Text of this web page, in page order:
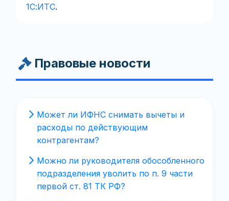
1С:ИТС.
Правовые новости
Может ли ИФНС снимать вычеты и
расходы по действующим
контрагентам?
Можно ли руководителя обособленного
подразделения уволить по п. 9 части
первой ст. 81 ТК РФ?